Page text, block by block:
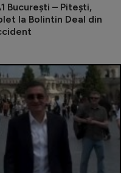
București – Pitești,
la Bolintin Deal din